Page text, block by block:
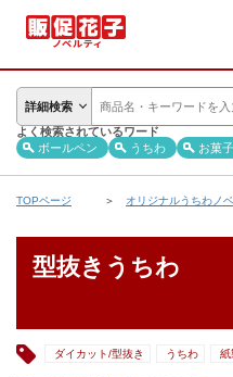
詳細検索
よく検索されているワード
ボールペン
うちわ お菓子
TOPページ オリジナルうちわノ
型抜きうちわ
ダイカット/型抜き うちわ 紙